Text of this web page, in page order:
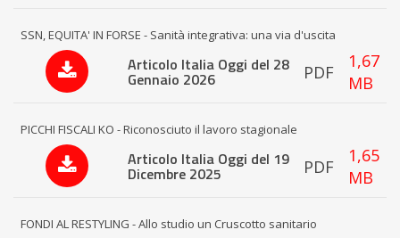
SSN, EQUITA' IN FORSE - Sanità integrativa: una via d'uscita
Articolo Italia Oggi del 28
Gennaio 2026 PDF
1,67
MB
PICCHI FISCALI KO - Riconosciuto il lavoro stagionale
Articolo Italia Oggi del 19
Dicembre 2025 PDF
1,65
MB
FONDI AL RESTYLING - Allo studio un Cruscotto sanitario